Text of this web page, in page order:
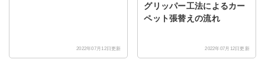
2022年07月12日更新
グリッパー工法によるカー
ペット張替えの流れ
2022年07月12日更新